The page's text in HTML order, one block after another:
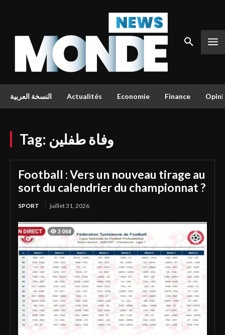
النسخة العربية Actualités Economie Finance
Tag: وفاة طفلين
Football : Vers un nouveau tirage au
sort du calendrier du championnat ?
SPORT juillet 31, 2026